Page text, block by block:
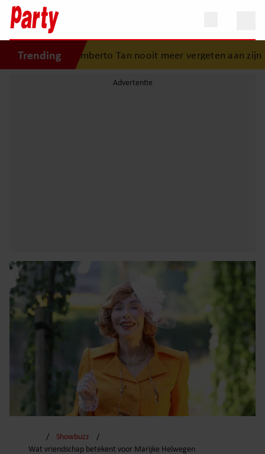
Trending
Humberto Tan nooit meer vergeten aan zijn vakantie..
Showbuzz
Wat vriendschap betekent voor Marijke Helwegen